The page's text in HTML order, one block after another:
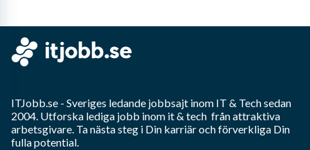
ITJobb.se - Sveriges ledande jobbsajt inom IT & Techsedan
2004. Utforska lediga jobb inom it & tech från attraktiva
arbetsgivare. Ta nästa steg i Din karriär och förverkliga Din
fulla potential.